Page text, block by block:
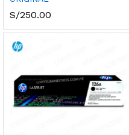
S/250.00